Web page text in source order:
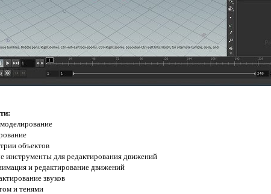
объектов
инструменты для редактирования движений
и редактирование движений
звуков
и тенями